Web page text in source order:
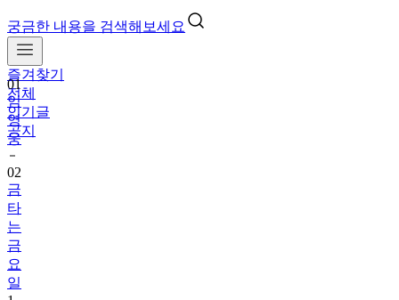
궁금한 내용을 검색해보세요
즐겨찾기
전체
인기글
공지
01
임
영
웅
02
금
타
는
금
요
일